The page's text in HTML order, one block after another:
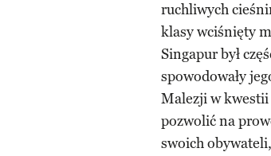
ruchliwych
klasy wciśnięty
Singapur był
spowodowały
Malezji w kwestii
pozwolić na
swoich